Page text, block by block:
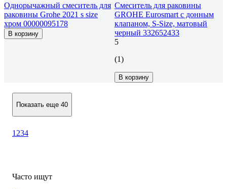
Однорычажный смеситель для
раковины Grohe 2021 s size
хром 00000095178
В корзину
Смеситель для раковины
GROHE Eurosmart с донным
клапаном, S-Size, матовый
черный 332652433
5
(1)
В корзину
Показать еще 40
1 234
Часто ищут